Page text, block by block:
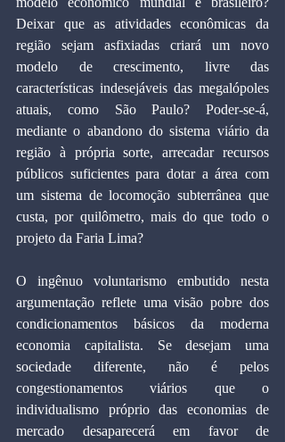
Deixar que as atividades econômicas da
região sejam asfixiadas criará um novo
modelo de crescimento, livre das
características indesejáveis das megalópoles
atuais, como São Paulo? Poder-se-á,
mediante o abandono do sistema viário da
região à própria sorte, arrecadar recursos
públicos suficientes para dotar a área com
um sistema de locomoção subterrânea que
custa, por quilômetro, mais do que todo o
projeto da Faria Lima?
O ingênuo voluntarismo embutido nesta
argumentação reflete uma visão pobre dos
condicionamentos básicos da moderna
economia capitalista. Se desejam uma
sociedade diferente, não é pelos
congestionamentos viários que o
individualismo próprio das economias de
mercado desaparecerá em favor de